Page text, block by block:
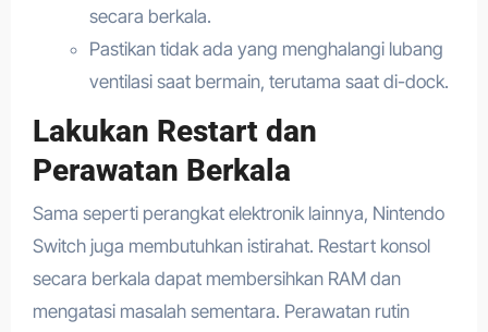
secara berkala.
Pastikan tidak ada yang menghalangi lubang
ventilasi saat bermain, terutama saat di-dock.
Lakukan Restart dan
Perawatan Berkala
Sama seperti perangkat elektronik lainnya, Nintendo
Switch juga membutuhkan istirahat. Restart konsol
secara berkala dapat membersihkan RAM dan
mengatasi masalah sementara. Perawatan rutin